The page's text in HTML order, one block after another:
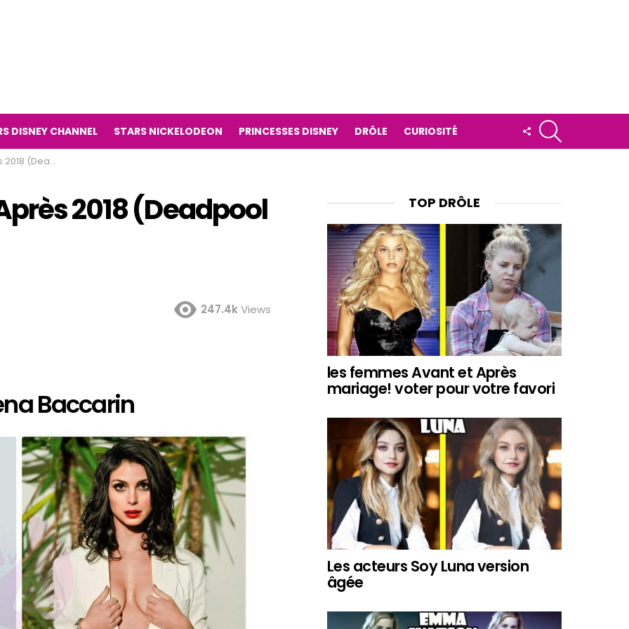
DISNEY CHANNEL STARS NICKELODEON PRINCESSES DISNEY DRÔLE CURIOSITÉ
FOLLOW
US
le film)
2018 (Deadpool
247.4kViews
Baccarin
TOP DRÔLE
les femmes Avant et Après
mariage! voter pour votre favori
Les acteurs Soy Luna version
âgée